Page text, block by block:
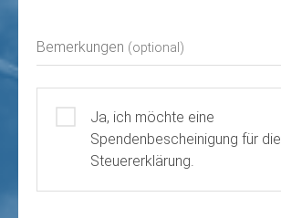
Bemerkungen (optional)
Ja, ich möchte eine
Spendenbescheinigung für die
Steuererklärung.